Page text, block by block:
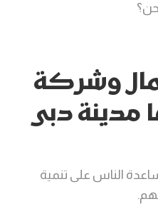
وشركة
مدينة دبی
الناس على تنمية